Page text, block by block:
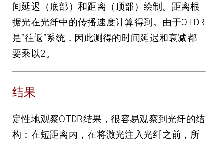
间延迟（底部）和距离（顶部）绘制。距离根
据光在光纤中的传播速度计算得到。由于OTDR
是“往返”系统，因此测得的时间延迟和衰减都
要乘以2。
结果
定性地观察OTDR结果，很容易观察到光纤的结
构：在短距离内，在将激光注入光纤之前，所